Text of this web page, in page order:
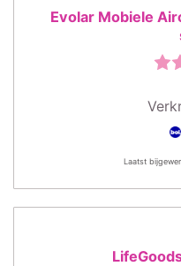
Evolar Mobiele
Laatst